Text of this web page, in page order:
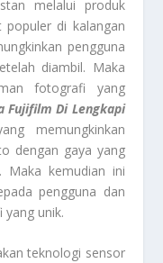
melalui produk
populer di kalangan
pengguna
diambil. Maka
fotografi yang
Fujifilm Di Lengkapi
memungkinkan
dengan gaya yang
Maka kemudian ini
pengguna dan
unik.
teknologi sensor